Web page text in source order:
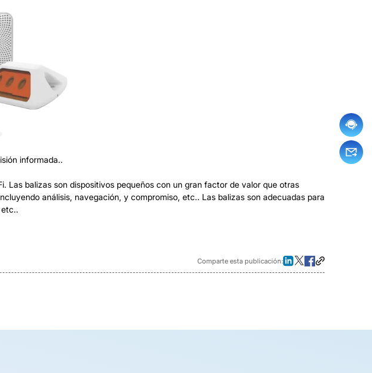
informada..
Las balizas son dispositivos pequeños con un gran factor de valor que otras
análisis, navegación, y compromiso, etc.. Las balizas son adecuadas para
Comparte esta publicación: